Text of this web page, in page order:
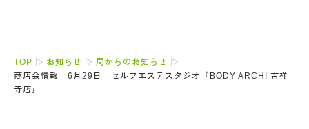
TOP お知らせ
局からのお知らせ
商店会情報 6月29日 セルフエステスタジオ『BODY ARCHI 吉祥
寺店』